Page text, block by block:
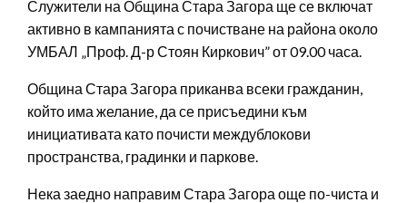
Служители на Община Стара Загора ще се включат
активно в кампанията с почистване на района около
УМБАЛ „Проф. Д-р Стоян Киркович” от 09.00 часа.
Община Стара Загора приканва всеки гражданин,
който има желание, да се присъедини към
инициативата като почисти междублокови
пространства, градинки и паркове.
Нека заедно направим Стара Загора още по-чиста и